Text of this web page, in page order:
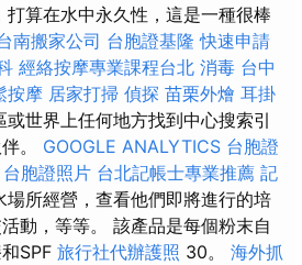
算在水中永久性，這是一種很棒
南搬家公司 台胞證基隆 快速申請
經絡按摩專業課程台北 消毒 台中
按摩 居家打掃 偵探 苗栗外燴 耳掛
或世界上任何地方找到中心搜索引
。 GOOGLE ANALYTICS 台胞證
台胞證照片 台北記帳士專業推薦 記
場所經營，查看他們即將進行的培
動，等等。 該產品是每個粉末自
SPF 旅行社代辦護照 30。 海外抓